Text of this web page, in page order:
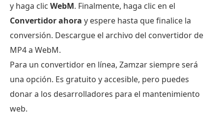
y haga clic WebM. Finalmente, haga clic en el
Convertidor ahora y espere hasta que finalice la
conversión. Descargue el archivo del convertidor de
MP4 a WebM.
Para un convertidor en línea, Zamzar siempre será
una opción. Es gratuito y accesible, pero puedes
donar a los desarrolladores para el mantenimiento
web.